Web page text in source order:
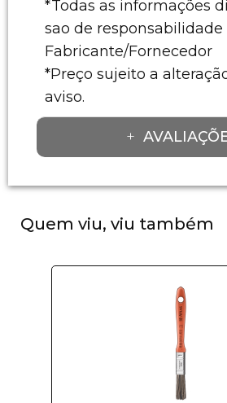
*Todas as informações
sao de responsabilidade
Fabricante/Fornecedor
*Preço sujeito a
aviso.
Quem viu, viu também